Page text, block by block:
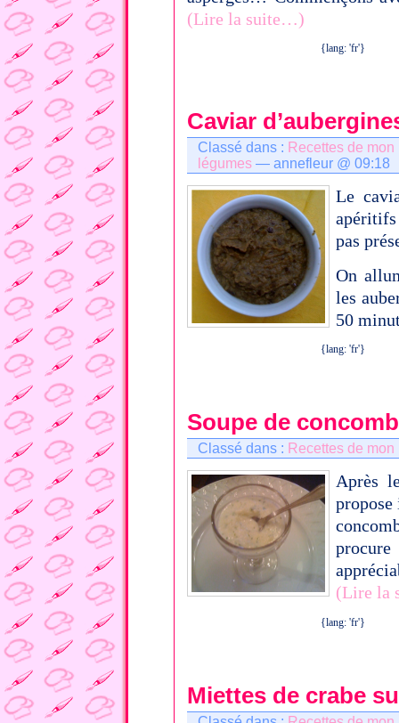
(Lire la suite…)
{lang: 'fr'}
Caviar
Classé dans : Recettes de mon
légumes — annefleur @ 09:18
Le
pas
On
les
50
{lang: 'fr'}
Soupe de
Classé dans : Recettes de mon
Après
(Lire la
{lang: 'fr'}
Miettes de crabe